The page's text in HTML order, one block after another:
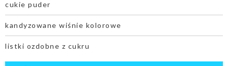
cukie puder
kandyzowane wiśnie kolorowe
listki ozdobne z cukru